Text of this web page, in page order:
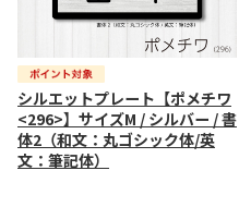
シルエットプレート【ポメチワ
<296>】サイズM / シルバー / 書
体2（和文：丸ゴシック体/英
文：筆記体）